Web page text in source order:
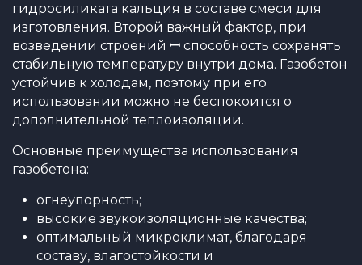
гидросиликата кальция в составе смеси для
изготовления. Второй важный фактор, при
возведении строений ꟷ способность сохранять
стабильную температуру внутри дома. Газобетон
устойчив к холодам, поэтому при его
использовании можно не беспокоится о
дополнительной теплоизоляции.
Основные преимущества использования
газобетона:
огнеупорность;
высокие звукоизоляционные качества;
оптимальный микроклимат, благодаря
составу, влагостойкости и